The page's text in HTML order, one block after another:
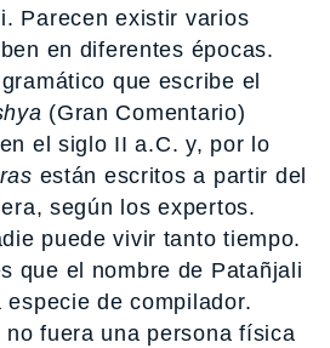
Parecen existir varios
en diferentes épocas.
que escribe el
(Gran Comentario)
el siglo II a.C. y, por lo
están escritos a partir del
según los expertos.
puede vivir tanto tiempo.
que el nombre de Patañjali
de compilador.
no fuera una persona física